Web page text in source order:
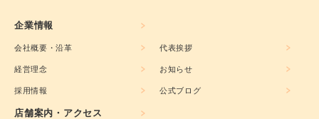
企業情報
会社概要・沿革 代表挨拶
経営理念 お知らせ
採用情報 公式ブログ
店舗案内・アクセス